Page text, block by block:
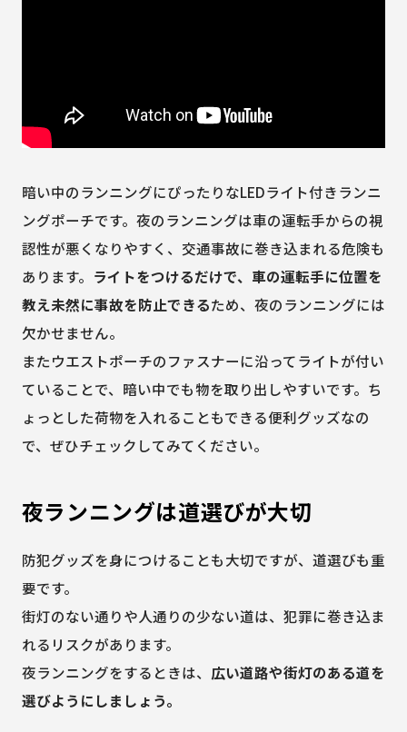
暗い中のランニングにぴったりなLEDライト付きランニ
ングポーチです。夜のランニングは車の運転手からの視
認性が悪くなりやすく、交通事故に巻き込まれる危険も
あります。 ライトをつけるだけで、車の運転手に位置を
教え未然に事故を防止できるため、夜のランニングには
欠かせません。
またウエストポーチのファスナーに沿ってライトが付い
ていることで、暗い中でも物を取り出しやすいです。ち
ょっとした荷物を入れることもできる便利グッズなの
で、ぜひチェックしてみてください。
夜ランニングは道選びが大切
防犯グッズを身につけることも大切ですが、道選びも重
要です。
街灯のない通りや人通りの少ない道は、犯罪に巻き込ま
れるリスクがあります。
夜ランニングをするときは、 広い道路や街灯のある道を
選びようにしましょう。